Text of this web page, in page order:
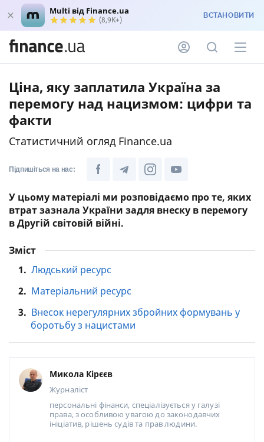
Multi від Finance.ua
(8,9K+) ВСТАНОВИТИ
Ціна, яку заплатила Україна за
перемогу над нацизмом: цифри та
факти
Статистичний огляд Finance.ua
Підпишіться на нас:
У цьому матеріалі ми розповідаємо про те, яких
втрат зазнала України задля внеску в перемогу
в Другій світовій війні.
Зміст
1. Людський ресурс
2. Матеріальний ресурс
3. Внесок нерегулярних збройних формувань у
боротьбу з нацистами
Микола Кірєєв
Журналіст
персональні фінанси, спеціалізується у галузі
права, з особливою увагою до законодавчих
ініціатив, рішень судів та прав людини.